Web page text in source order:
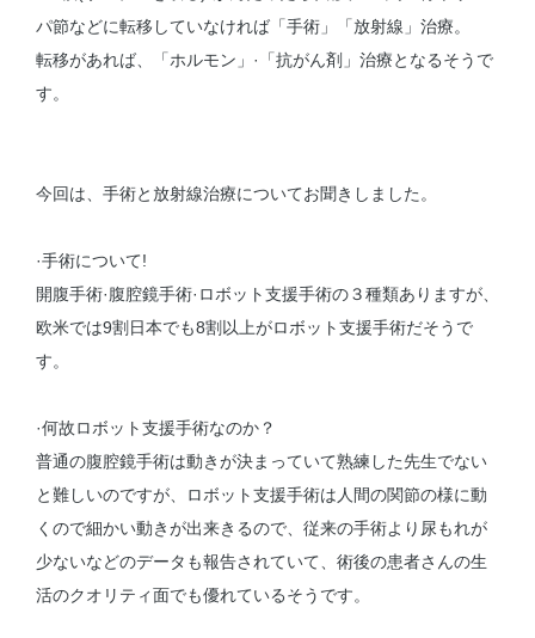
パ節などに転移していなければ「手術」「放射線」治療。
転移があれば、「ホルモン」·「抗がん剤」治療となるそうで
す。
今回は、手術と放射線治療についてお聞きしました。
·手術について!
開腹手術·腹腔鏡手術·ロボット支援手術の３種類ありますが、
欧米では9割日本でも8割以上がロボット支援手術だそうで
す。
·何故ロボット支援手術なのか？
普通の腹腔鏡手術は動きが決まっていて熟練した先生でない
と難しいのですが、ロボット支援手術は人間の関節の様に動
くので細かい動きが出来きるので、従来の手術より尿もれが
少ないなどのデータも報告されていて、術後の患者さんの生
活のクオリティ面でも優れているそうです。